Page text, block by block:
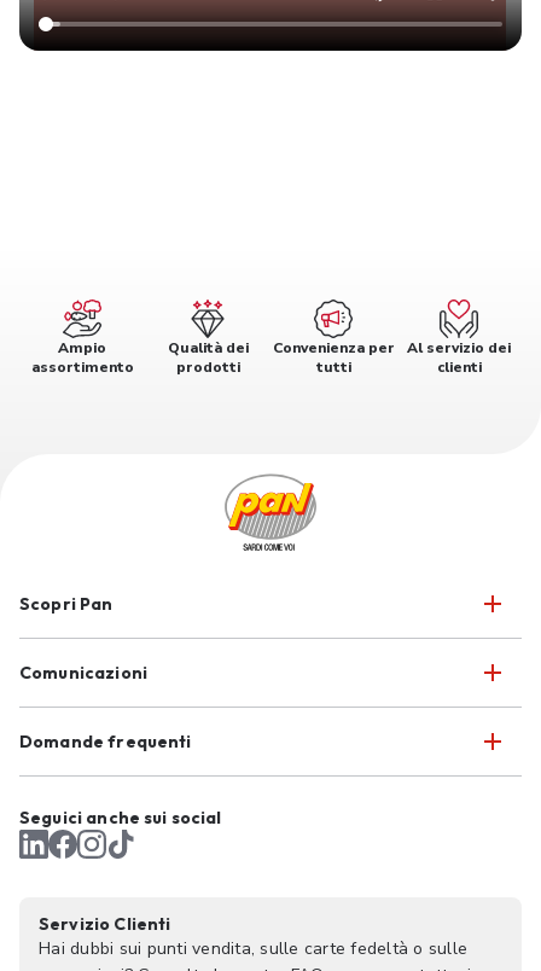
Ampio
assortimento
Qualità dei
prodotti
Convenienza per
tutti
Al servizio dei
clienti
Scopri Pan
Comunicazioni
Domande frequenti
Seguici anche sui social
Servizio Clienti
Hai dubbi sui punti vendita, sulle carte fedeltà o sulle